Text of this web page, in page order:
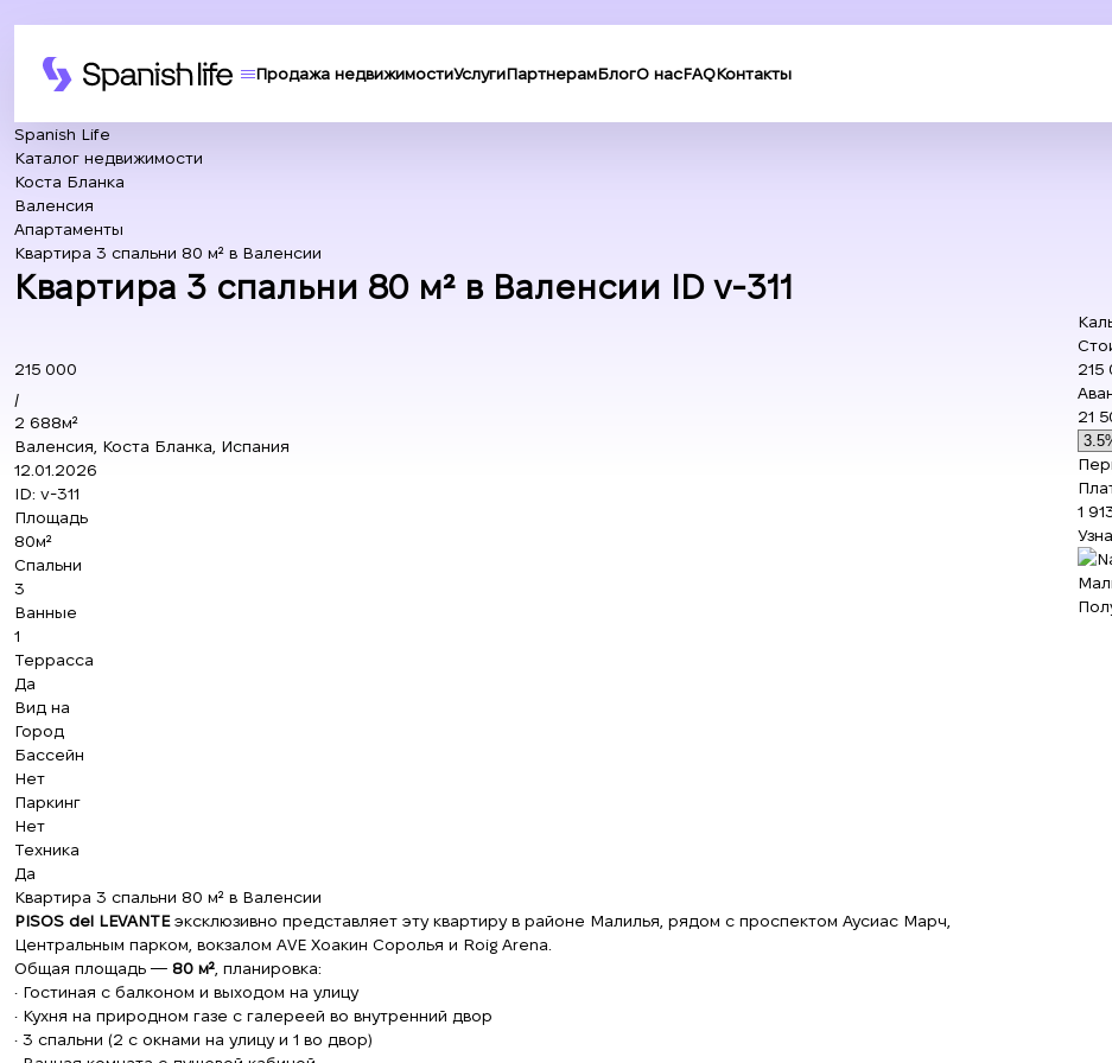
Продажа недвижимостиУслугиПартнерамБлогО насFAQКонтакты
Spanish Life
Каталог недвижимости
Коста Бланка
Валенсия
Апартаменты
Квартира 3 спальни 80 м² в Валенсии
Квартира 3 спальни 80 м² в Валенсии ID v-311
215 000
/
2 688м²
Валенсия, Коста Бланка, Испания
12.01.2026
ID: v-311
Площадь
80м²
Спальни
3
Ванные
1
Террасса
Да
Вид на
Город
Бассейн
Нет
Паркинг
Нет
Техника
Да
Квартира 3 спальни 80 м² в Валенсии
PISOS del LEVANTEэксклюзивно представляет эту квартиру в районе Малилья, рядом с проспектом Аусиас Марч,
Центральным парком, вокзалом AVE Хоакин Соролья и Roig Arena.
Общая площадь — 80 м² , планировка:
• Гостиная с балконом и выходом на улицу
• Кухня на природном газе с галереей во внутренний двор
• 3 спальни (2 с окнами на улицу и 1 во двор)
215
21
1